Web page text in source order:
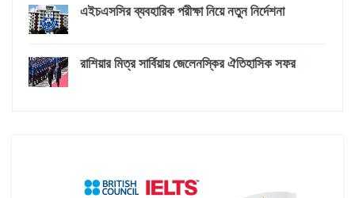
এইচএসসির ব্যবহারিক পরীক্ষা নিয়ে নতুন নির্দেশনা
রাশিয়ার মিত্র সার্বিয়ায় জেলেনস্কির ঐতিহাসিক সফর